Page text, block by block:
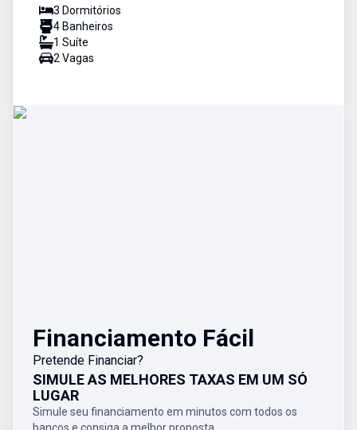
3 Dormitórios
4 Banheiros
1 Suíte
2 Vagas
Financiamento Fácil
Pretende Financiar?
SIMULE AS MELHORES TAXAS EM UM SÓ
LUGAR
Simule seu financiamento em minutos com todos os